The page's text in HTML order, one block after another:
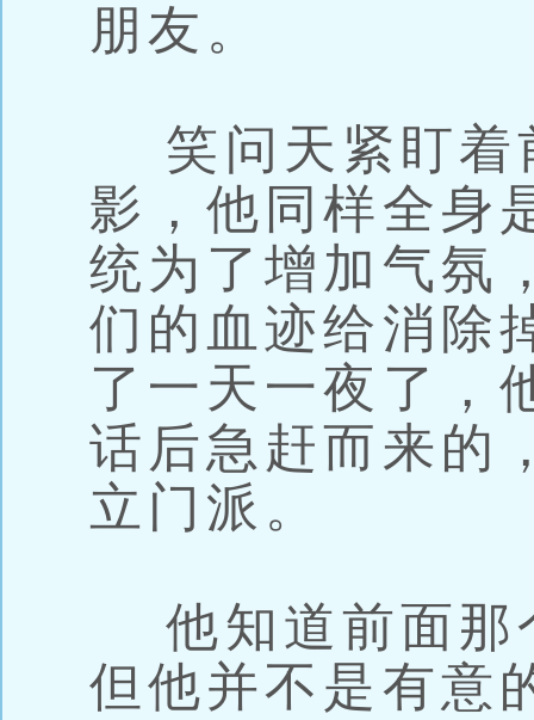
朋友。
笑问天紧盯着
影，他同样全身
统为了增加气氛
们的血迹给消除
了一天一夜了，
话后急赶而来的
立门派。
他知道前面那
但他并不是有意